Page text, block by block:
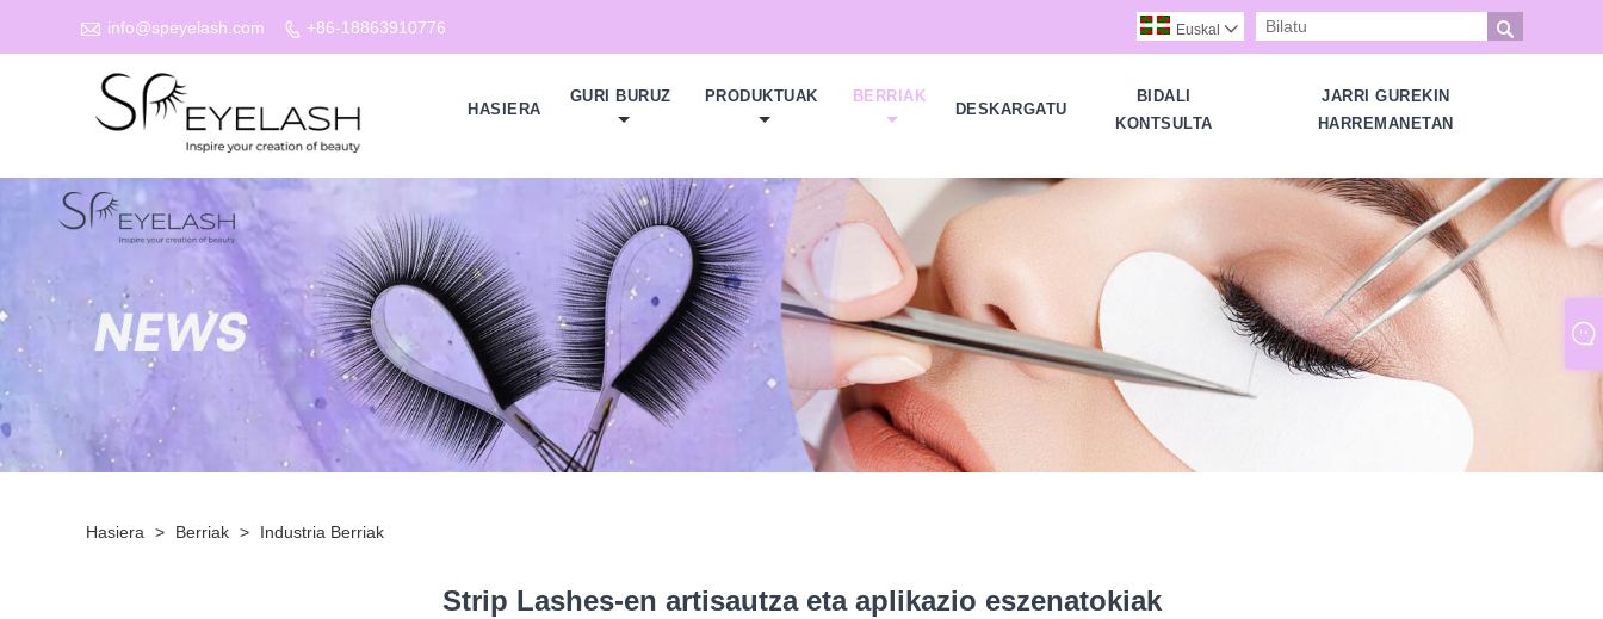
 info@speyelash.com  +86-18863910776 
Euskal 
HASIERA
GURI BURUZ PRODUKTUAK BERRIAK
DESKARGATU
BIDALI
KONTSULTA
JARRI GUREKIN
HARREMANETAN
Hasiera > Berriak > Industria Berriak
Strip Lashes-en artisautza eta aplikazio eszenatokiak